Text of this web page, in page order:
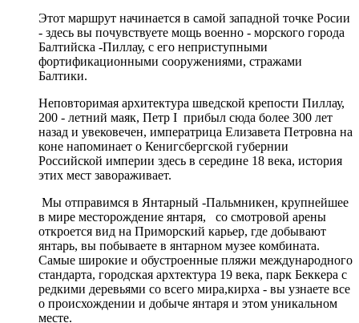
Этот маршрут начинается в самой западной точке Росии
- здесь вы почувствуете мощь военно - морского города
Балтийска -Пиллау, с его неприступными
фортификационными сооружениями, стражами
Балтики.
Неповторимая архитектура шведской крепости Пиллау,
200 - летний маяк, Петр I прибыл сюда более 300 лет
назад и увековечен, императрица Елизавета Петровна на
коне напоминает о Кенигсбергской губернии
Российской империи здесь в середине 18 века, история
этих мест завораживает.
Мы отправимся в Янтарный -Пальмникен, крупнейшее
в мире месторождение янтаря, со смотровой арены
откроется вид на Приморский карьер, где добывают
янтарь, вы побываете в янтарном музее комбината.
Самые широкие и обустроенные пляжи международного
стандарта, городская архтектура 19 века, парк Беккера с
редкими деревьями со всего мира,кирха - вы узнаете все
о происхождении и добыче янтаря и этом уникальном
месте.